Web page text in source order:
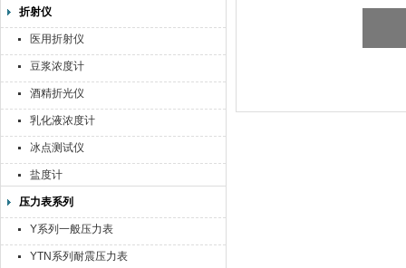
折射仪
医用折射仪
豆浆浓度计
酒精折光仪
乳化液浓度计
冰点测试仪
盐度计
压力表系列
Y系列一般压力表
YTN系列耐震压力表